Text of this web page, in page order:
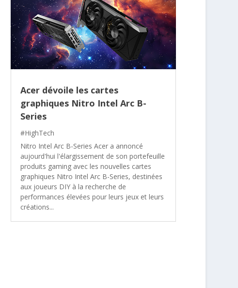
Acer dévoile les cartes
graphiques Nitro Intel Arc B-
Series
#HighTech
Nitro Intel Arc B-Series Acer a annoncé
aujourd'hui l'élargissement de son portefeuille
produits gaming avec les nouvelles cartes
graphiques Nitro Intel Arc B-Series, destinées
aux joueurs DIY à la recherche de
performances élevées pour leurs jeux et leurs
créations...